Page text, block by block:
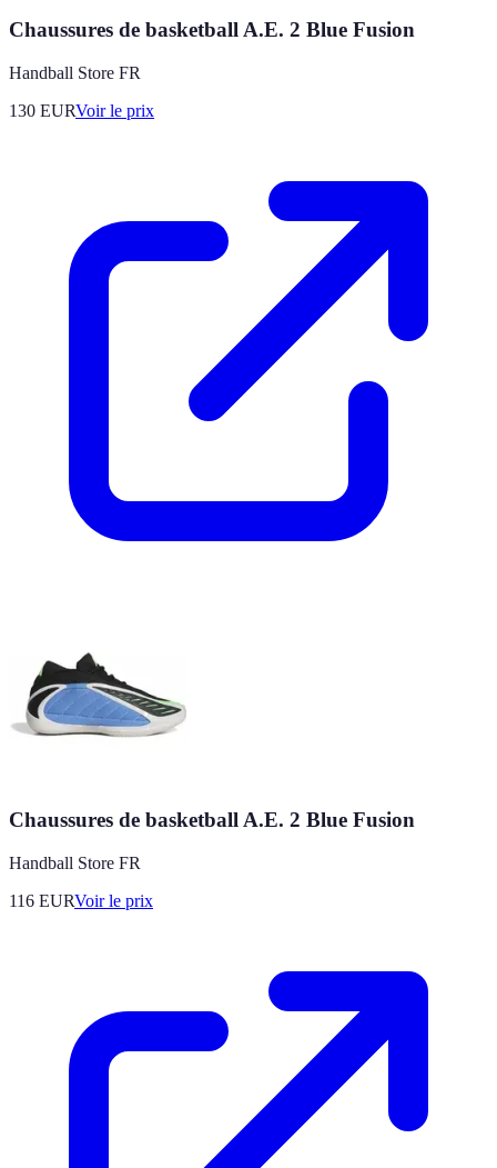
Chaussures de basketball A.E. 2 Blue Fusion
Handball Store FR
130 EURVoir le prix
Chaussures de basketball A.E. 2 Blue Fusion
Handball Store FR
116 EURVoir le prix